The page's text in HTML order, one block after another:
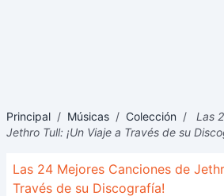
Principal / Músicas / Colección /
Las
Jethro Tull: ¡Un Viaje a Través de su
Las 24 Mejores Canciones de
Través de su Discografía!